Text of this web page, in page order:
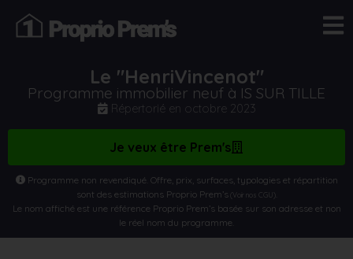
Le "HenriVincenot"
Programme immobilier neuf à IS SUR TILLE
Répertorié en octobre 2023
Je veux être Prem's
Programme non revendiqué. Offre, prix, surfaces, typologies et répartition
sont des estimations Proprio Prem’s(Voir nos CGU)
Le nom affiché est une référence Proprio Prem’s basée sur son adresse et non
le réel nom du programme.